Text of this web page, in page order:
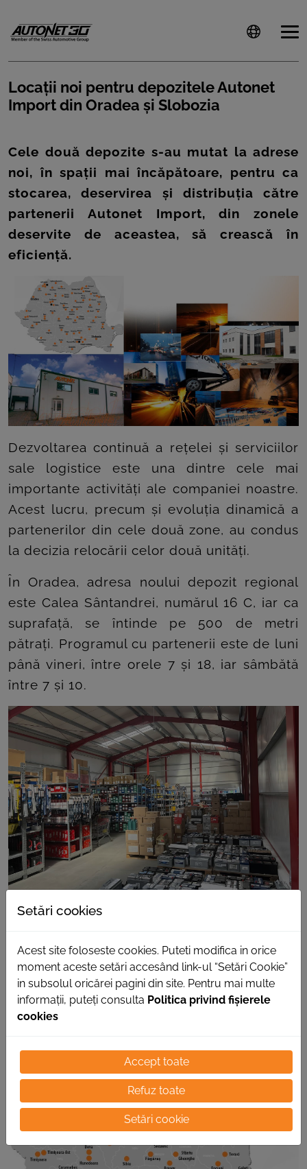
ȘTIRI
CLIENTI
CARIERE
DOCUMENTE
UTILE
CSR
PRESS
ROOM
CONTACT
Locații noi pentru depozitele Autonet
Import din Oradea și Slobozia
Cele două depozite s-au mutat la adrese
noi, în spații mai încăpătoare, pentru ca
stocarea, deservirea și distribuția către
partenerii Autonet Import, din zonele
deservite de aceastea, să crească în
eficiență.
Dezvoltarea continuă a rețelei și serviciilor
sale logistice este una dintre cele mai
importante activități ale companiei noastre.
Acest lucru, precum și evoluția dinamică a
partenerilor din cele două zone, au condus
la decizia relocării celor două unități.
În Oradea, adresa noului depozit regional
este Calea Sântandrei, numărul 16 C, iar ca
suprafață, se întinde pe 500 de metri
pătrați. Programul cu partenerii este de luni
până vineri, între orele 7 și 18, iar sâmbătă
între 7 și 10.
beneficiază de o suprafață de 537 de metri
pătrați. Programul cu partenerii este de luni
până vineri, între orele 8 și 17, iar sâmbătă
între 8 și 10.
Setări cookies
Acest site foloseste cookies. Puteti modifica in orice
moment aceste setări accesând link-ul “Setări Cookie”
in subsolul oricărei pagini din site. Pentru mai multe
informații, puteți consulta Politica privind fișierele
cookies
Accept toate
Refuz toate
Setări cookie